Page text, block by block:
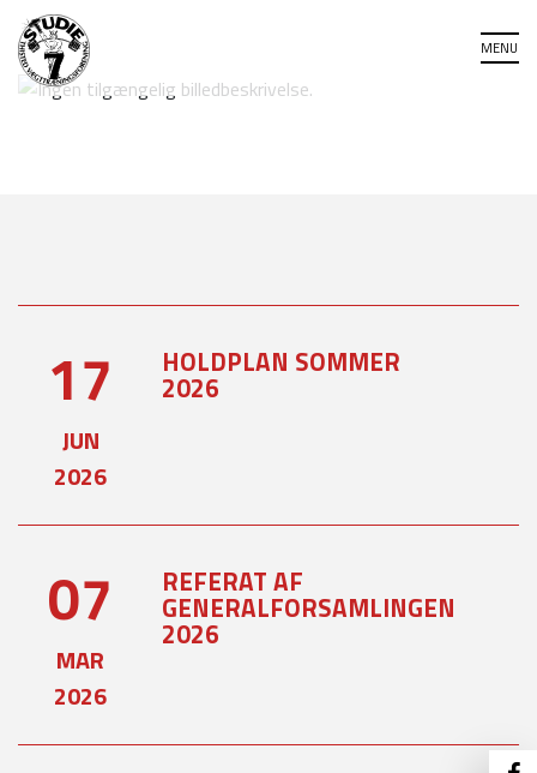
17
JUN
2026
HOLDPLAN SOMMER
2026
07
MAR
2026
REFERAT AF
GENERALFORSAMLINGEN
2026